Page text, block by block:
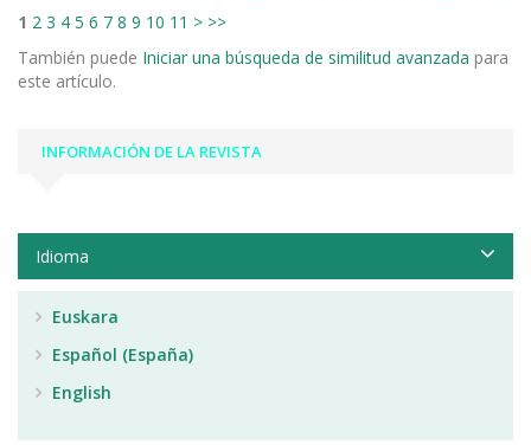
1 2 3 4 5 6 7 8 9 10 11 > >>
También puede Iniciar una búsqueda de similitud avanzada para
este artículo.
INFORMACIÓN DE LA REVISTA
Idioma
Euskara
Español (España)
English